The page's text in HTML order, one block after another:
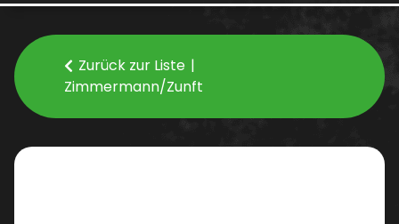
Zurück zur Liste
Zimmermann/Zunft